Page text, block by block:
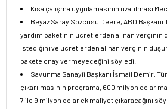
Kısa çalışma uygulamasının uzatılması
Beyaz Saray Sözcüsü Deere, ABD
yardım paketinin ücretlerden alınan
istediğini ve ücretlerden alınan verginin
pakete onay vermeyeceğini söyledi.
Savunma Sanayii Başkanı İsmail Demir,
çıkarılmasının programa, 600 milyon dolar
7 ile 9 milyon dolar ek maliyet çıkaracağını